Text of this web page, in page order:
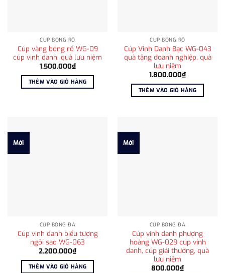
CÚP BÓNG RỔ
Cúp vàng bóng rổ WG-09
cúp vinh danh, quà lưu niệm
1.500.000₫
THÊM VÀO GIỎ HÀNG
CÚP BÓNG RỔ
Cúp Vinh Danh Bạc WG-043
quà tặng doanh nghiệp, quà
lưu niệm
1.800.000₫
THÊM VÀO GIỎ HÀNG
Mới
CÚP BÓNG ĐÁ
Cúp vinh danh biểu tượng
ngôi sao WG-063
2.200.000₫
THÊM VÀO GIỎ HÀNG
Mới
CÚP BÓNG ĐÁ
Cúp vinh danh phượng
hoàng WG-029 cúp vinh
danh, cúp giải thưởng, quà
lưu niệm
800.000₫